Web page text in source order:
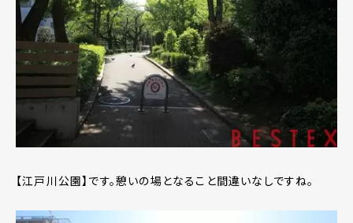
【江戸川公園】です。憩いの場となること間違いなしですね。